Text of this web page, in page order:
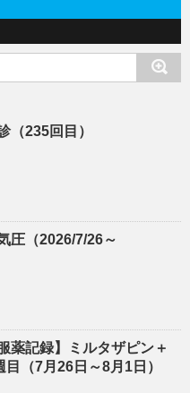
（235回目）
圧（2026/7/26～
薬記録】ミルタザピン＋
（7月26日～8月1日）